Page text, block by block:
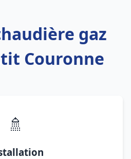
gaz
Couronne
🚿